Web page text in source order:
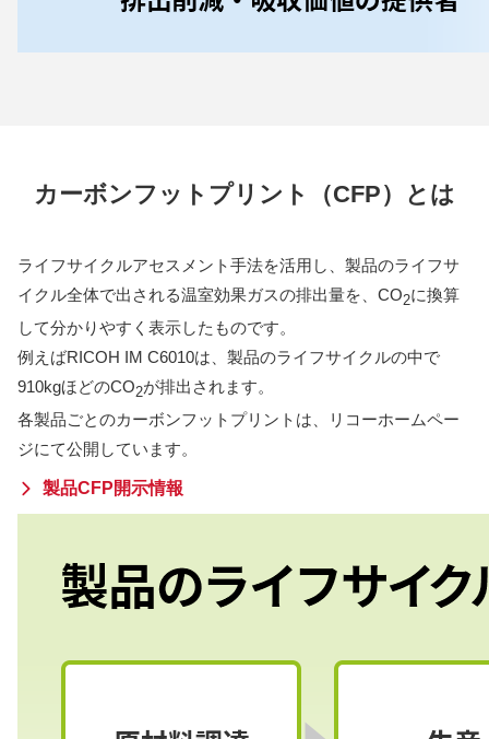
カーボンフットプリント（CFP）とは
ライフサイクルアセスメント手法を活用し、製品のライフサ
イクル全体で出される温室効果ガスの排出量を、CO2に換算
して分かりやすく表示したものです。
例えばRICOH IM C6010は、製品のライフサイクルの中で
910kgほどのCO2が排出されます。
各製品ごとのカーボンフットプリントは、リコーホームペー
ジにて公開しています。
製品CFP開示情報